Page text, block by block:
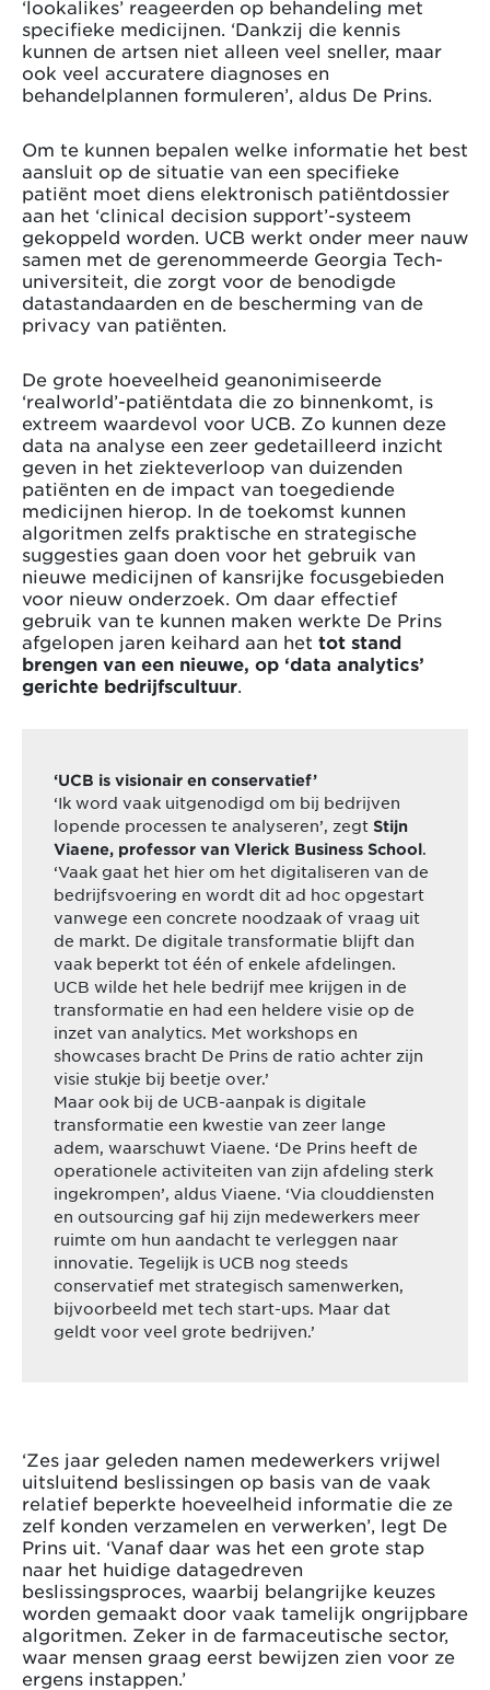
‘lookalikes’ reageerden op behandeling met
specifieke medicijnen. ‘Dankzij die kennis
kunnen de artsen niet alleen veel sneller, maar
ook veel accuratere diagnoses en
behandelplannen formuleren’, aldus De Prins.
Om te kunnen bepalen welke informatie het best
aansluit op de situatie van een specifieke
patiënt moet diens elektronisch patiëntdossier
aan het ‘clinical decision support’-systeem
gekoppeld worden. UCB werkt onder meer nauw
samen met de gerenommeerde Georgia Tech-
universiteit, die zorgt voor de benodigde
datastandaarden en de bescherming van de
privacy van patiënten.
De grote hoeveelheid geanonimiseerde
‘realworld’-patiëntdata die zo binnenkomt, is
extreem waardevol voor UCB. Zo kunnen deze
data na analyse een zeer gedetailleerd inzicht
geven in het ziekteverloop van duizenden
patiënten en de impact van toegediende
medicijnen hierop. In de toekomst kunnen
algoritmen zelfs praktische en strategische
suggesties gaan doen voor het gebruik van
nieuwe medicijnen of kansrijke focusgebieden
voor nieuw onderzoek. Om daar effectief
gebruik van te kunnen maken werkte De Prins
afgelopen jaren keihard aan het tot stand
brengen van een nieuwe, op ‘data analytics’
gerichte bedrijfscultuur
‘UCB is visionair en conservatief’
‘Ik word vaak uitgenodigd om bij bedrijven
lopende processen te analyseren’, zegt Stijn
Viaene, professor van Vlerick Business School
‘Vaak gaat het hier om het digitaliseren van de
bedrijfsvoering en wordt dit ad hoc opgestart
vanwege een concrete noodzaak of vraag uit
de markt. De digitale transformatie blijft dan
vaak beperkt tot één of enkele afdelingen.
UCB wilde het hele bedrijf mee krijgen in de
transformatie en had een heldere visie op de
inzet van analytics. Met workshops en
showcases bracht De Prins de ratio achter zijn
visie stukje bij beetje over.’
Maar ook bij de UCB-aanpak is digitale
transformatie een kwestie van zeer lange
adem, waarschuwt Viaene. ‘De Prins heeft de
operationele activiteiten van zijn afdeling sterk
ingekrompen’, aldus Viaene. ‘Via clouddiensten
en outsourcing gaf hij zijn medewerkers meer
ruimte om hun aandacht te verleggen naar
innovatie. Tegelijk is UCB nog steeds
conservatief met strategisch samenwerken,
bijvoorbeeld met tech start-ups. Maar dat
geldt voor veel grote bedrijven.’
‘Zes jaar geleden namen medewerkers vrijwel
uitsluitend beslissingen op basis van de vaak
relatief beperkte hoeveelheid informatie die ze
zelf konden verzamelen en verwerken’, legt De
Prins uit. ‘Vanaf daar was het een grote stap
naar het huidige datagedreven
beslissingsproces, waarbij belangrijke keuzes
worden gemaakt door vaak tamelijk ongrijpbare
algoritmen. Zeker in de farmaceutische sector,
waar mensen graag eerst bewijzen zien voor ze
ergens instappen.’